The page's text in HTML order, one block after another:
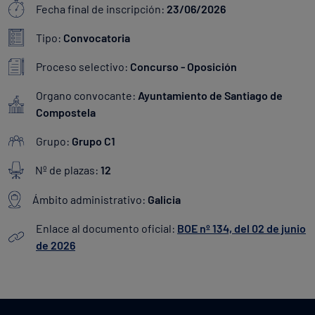
Fecha final de inscripción: 23/06/2026
Tipo: Convocatoria
Proceso selectivo: Concurso - Oposición
Organo convocante: Ayuntamiento de Santiago de
Compostela
Grupo: Grupo C1
Nº de plazas: 12
Ámbito administrativo: Galicia
Enlace al documento oficial: BOE nº 134, del 02 de junio
de 2026